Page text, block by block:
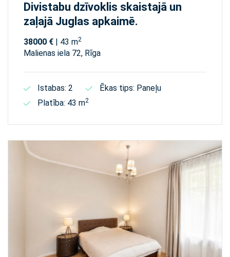
Divistabu dzīvoklis skaistajā un
zaļajā Juglas apkaimē.
38000 € | 43 m2
Malienas iela 72, Rīga
Istabas: 2
Ēkas tips: Paneļu
Platība: 43 m2